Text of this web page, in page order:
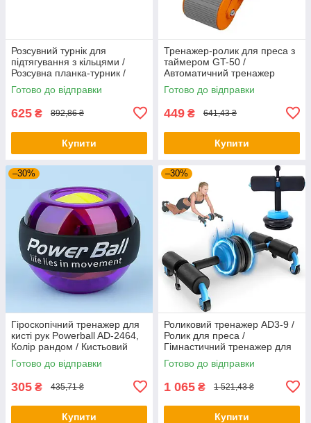
Розсувний турнік для
підтягування з кільцями /
Розсувна планка-турник /
Турнік у дверний отвір
Готово до відправки
625 ₴ 892,86 ₴
Купити
Тренажер-ролик для преса з
таймером GT-50 /
Автоматичний тренажер
колесо / Тренажер для преса
Готово до відправки
449 ₴ 641,43 ₴
Купити
–30%
Гіроскопічний тренажер для
кисті рук Powerball AD-2464,
Колір рандом / Кистьовий
еспандер / Гіроскопічний
еспандер
Готово до відправки
305 ₴ 435,71 ₴
Купити
–30%
Роликовий тренажер AD3-9 /
Ролик для преса /
Гімнастичний тренажер для
преса / Колесо для преса
Готово до відправки
1 065 ₴ 1 521,43 ₴
Купити